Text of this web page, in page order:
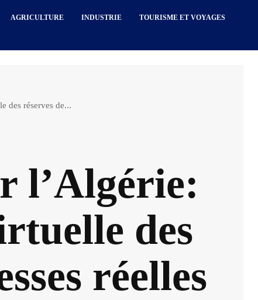
AGRICULTURE INDUSTRIE TOURISME ET VOYAGES
des réserves de...
l’Algérie:
des
réelles